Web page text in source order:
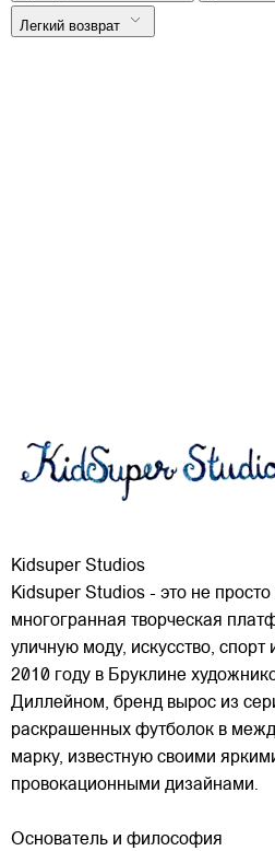
Легкий возврат
Kidsuper Studios
Kidsuper Studios - это не
многогранная творческая
уличную моду, искусство,
2010 году в Бруклине
Диллейном, бренд вырос из
раскрашенных футболок в
марку, известную своими
провокационными дизайнами.
Основатель и философия